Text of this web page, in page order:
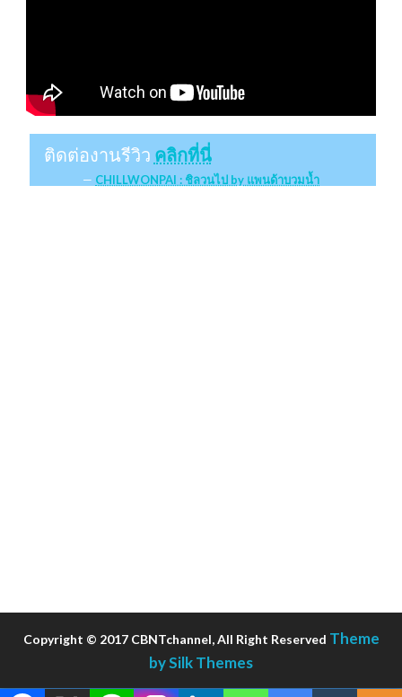
ติดต่องานรีวิว คลิกที่นี่
CHILLWONPAI : ชิลวนไป by แพนด้าบวมน้ำ
Copyright © 2017 CBNTchannel, All Right Reserved Theme
by Silk Themes